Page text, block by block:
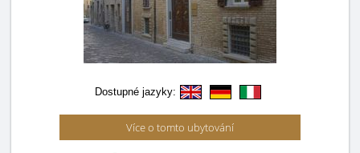
Dostupné jazyky:
Více o tomto ubytování